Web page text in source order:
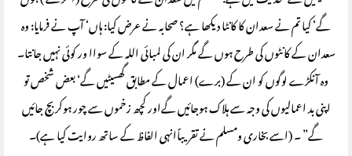
گے‘ کیا تم نے سعدان کا کانٹا دیکھا ہے؟ صحابہ نے عرض کیا: ہاں‘ آپ نے فرمایا: وہ
سعدان کے کانٹوں کی طرح ہوں گے مگر ان کی لمبائی اللہ کے سواا ور کوئی نہیں جانتا۔
وہ آنکڑے لوگوں کو ان کے (برے) اعمال کے مطابق گھسیٹیں گے‘ بعض شخص تو
اپنی بد اعمالیوں کی وجہ سے ہلاک ہوجائیں گےاور کچھ زخموں سے چور ہوکر بچ جائیں
گے” ۔ (اسے بخاری ومسلم نے تقریباًانہی الفاظ کے ساتھ روایت کیا ہے)۔